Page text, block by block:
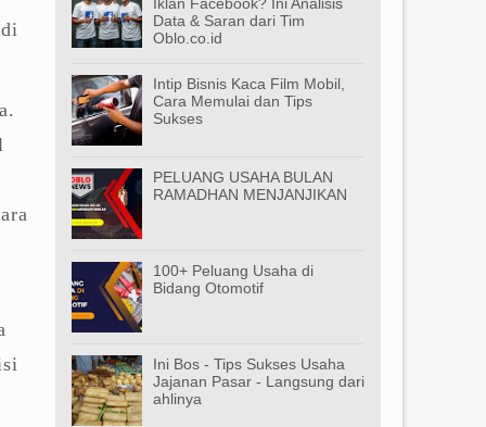
Data & Saran dari Tim
Oblo.co.id
Intip Bisnis Kaca Film Mobil,
Cara Memulai dan Tips
Sukses
PELUANG USAHA BULAN
RAMADHAN MENJANJIKAN
100+ Peluang Usaha di
Bidang Otomotif
Ini Bos - Tips Sukses Usaha
Jajanan Pasar - Langsung dari
ahlinya